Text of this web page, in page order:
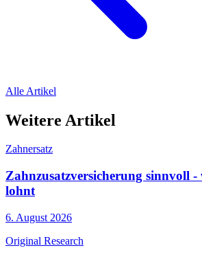
Alle Artikel
Weitere Artikel
Zahnersatz
Zahnzusatzversicherung sinnvoll -
lohnt
6. August 2026
Original Research